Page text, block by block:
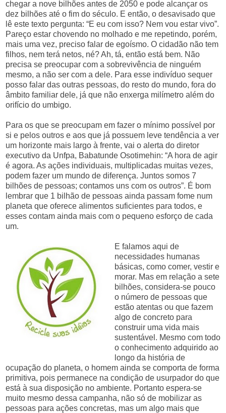
chegar a nove bilhões antes de 2050 e pode alcançar os
dez bilhões até o fim do século. E então, o desavisado que
lê este texto pergunta: “E eu com isso? Nem vou estar vivo”.
Pareço estar chovendo no molhado e me repetindo, porém,
mais uma vez, preciso falar de egoísmo. O cidadão não tem
filhos, nem terá netos, né? Ah, tá, então está bem. Não
precisa se preocupar com a sobrevivência de ninguém
mesmo, a não ser com a dele. Para esse indivíduo sequer
posso falar das outras pessoas, do resto do mundo, fora do
âmbito familiar dele, já que não enxerga milímetro além do
orifício do umbigo.
Para os que se preocupam em fazer o mínimo possível por
si e pelos outros e aos que já possuem leve tendência a ver
um horizonte mais largo à frente, vai o alerta do diretor
executivo da Unfpa, Babatunde Osotimehin: “A hora de agir
é agora. As ações individuais, multiplicadas muitas vezes,
podem fazer um mundo de diferença. Juntos somos 7
bilhões de pessoas; contamos uns com os outros”. É bom
lembrar que 1 bilhão de pessoas ainda passam fome num
planeta que oferece alimentos suficientes para todos, e
esses contam ainda mais com o pequeno esforço de cada
um.
E falamos aqui de
necessidades humanas
básicas, como comer, vestir e
morar. Mas em relação a sete
bilhões, considera-se pouco
o número de pessoas que
estão atentas ou que fazem
algo de concreto para
construir uma vida mais
sustentável. Mesmo com todo
o conhecimento adquirido ao
longo da história de
ocupação do planeta, o homem ainda se comporta de forma
primitiva, pois permanece na condição de usurpador do que
está à sua disposição no ambiente. Portanto espera-se
muito mesmo dessa campanha, não só de mobilizar as
pessoas para ações concretas, mas um algo mais que